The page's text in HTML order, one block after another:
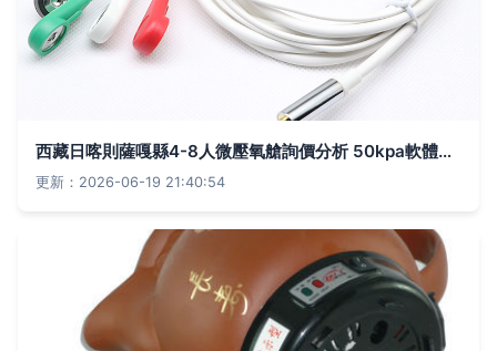
西藏日喀則薩嘎縣4-8人微壓氧艙詢價分析 50kpa軟體氧艙與高原制氧設備適配方案
更新：2026-06-19 21:40:54